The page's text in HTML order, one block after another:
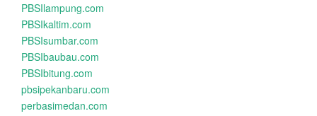
PBSIlampung.com
PBSIkaltim.com
PBSIsumbar.com
PBSIbaubau.com
PBSIbitung.com
pbsipekanbaru.com
perbasimedan.com